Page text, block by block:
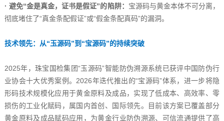
· 避免“金是真金，证书是假证”的陷阱： 宝源码与黄金本体不可分离，
彻底堵住了“真金条配假证”或“假金条配真码”的漏洞。
技术领先：从“玉源码”到“宝源码”的持续突破
2025年，珠宝国检集团“玉源码”智能防伪溯源系统已获评中国防伪行
业协会十大优秀案例。2026年迭代推出的“宝源码”体系，进一步将隐
形码技术规模化应用于黄金原料及成品，实现了低成本、高效率、零
损伤的工业化赋码，属国内首创、国际领先。目前该方案已覆盖部分
黄金原料及成品赋码应用，为黄金行业防伪溯源、可信流通提供了高